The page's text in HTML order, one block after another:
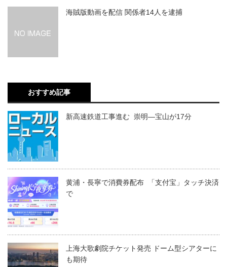
海賊版動画を配信 関係者14人を逮捕
おすすめ記事
新高速鉄道工事進む 崇明―宝山が17分
黄浦・長寧で消費券配布 「支付宝」タッチ決済
で
上海大歌劇院チケット発売 ドーム型シアターに
も期待